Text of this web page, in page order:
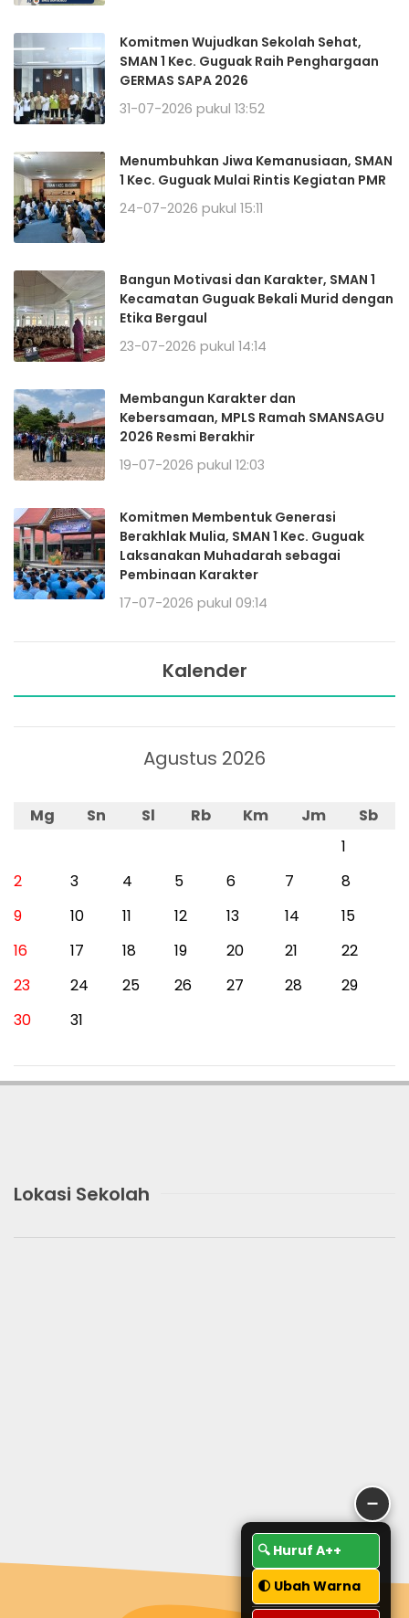
➖
🔍 Huruf A++
🌓 Ubah Warna
Komitmen Wujudkan Sekolah Sehat,
SMAN 1 Kec. Guguak Raih Penghargaan
GERMAS SAPA 2026
31-07-2026 pukul 13:52
Menumbuhkan Jiwa Kemanusiaan, SMAN
1 Kec. Guguak Mulai Rintis Kegiatan PMR
24-07-2026 pukul 15:11
Bangun Motivasi dan Karakter, SMAN 1
Kecamatan Guguak Bekali Murid dengan
Etika Bergaul
23-07-2026 pukul 14:14
Membangun Karakter dan
Kebersamaan, MPLS Ramah SMANSAGU
2026 Resmi Berakhir
19-07-2026 pukul 12:03
Komitmen Membentuk Generasi
Berakhlak Mulia, SMAN 1 Kec. Guguak
Laksanakan Muhadarah sebagai
Pembinaan Karakter
17-07-2026 pukul 09:14
Kalender
Agustus 2026
Mg Sn Sl Rb Km Jm
Sb
1
2
3 4 5 6 7
8
9
10 11 12 13 14
15
16
17 18 19 20 21
22
23
24 25 26 27 28
29
30
31
Lokasi Sekolah